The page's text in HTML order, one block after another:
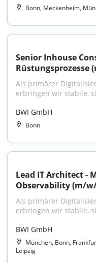
Bonn, Meckenheim,
Senior Inhouse
Rüstungsprozesse
Als primärer
erbringen wir stabile,
BWI GmbH
Bonn
Lead IT Architect -
Observability (m/
Als primärer
erbringen wir stabile,
BWI GmbH
München, Bonn,
Leipzig